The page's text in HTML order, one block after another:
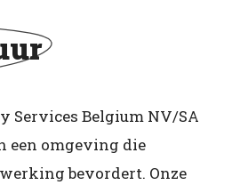
Services Belgium NV/SA
een omgeving die
bevordert. Onze